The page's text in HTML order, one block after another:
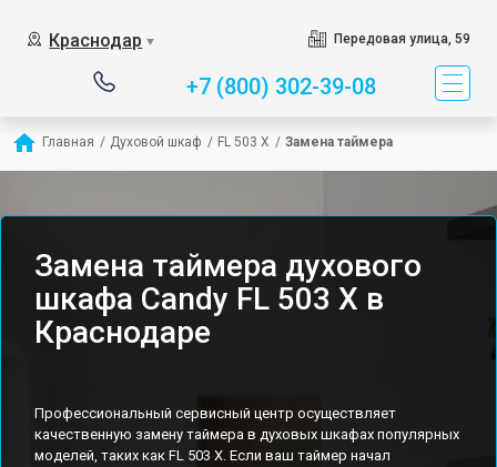
Краснодар ▼ Передовая улица, 59
+7 (800) 302-39-08
Главная / Духовой шкаф / FL 503 X / Замена таймера
Замена таймера духового
шкафа Candy FL 503 X в
Краснодаре
Профессиональный сервисный центр осуществляет
качественную замену таймера в духовых шкафах популярных
моделей, таких как FL 503 X. Если ваш таймер начал